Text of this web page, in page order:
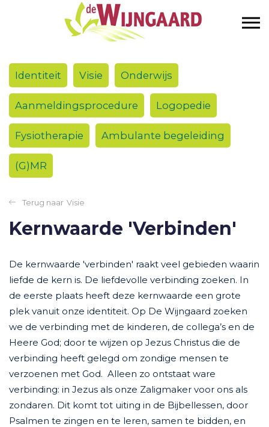
Identiteit Visie Onderwijs
Aanmeldingsprocedure Logopedie
Fysiotherapie Ambulante begeleiding
(G)MR
Visie
Kernwaarde 'Verbinden'
De kernwaarde 'verbinden' raakt veel gebieden waarin
liefde de kern is. De liefdevolle verbinding zoeken. In
de eerste plaats heeft deze kernwaarde een grote
plek vanuit onze identiteit. Op De Wijngaard zoeken
we de verbinding met de kinderen, de collega’s en de
Heere God; door te wijzen op Jezus Christus die de
verbinding heeft gelegd om zondige mensen te
verzoenen met God. Alleen zo ontstaat ware
verbinding: in Jezus als onze Zaligmaker voor ons als
zondaren. Dit komt tot uiting in de Bijbellessen, door
Psalmen te zingen en te leren, samen te bidden, en